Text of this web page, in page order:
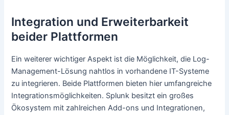
Integration und Erweiterbarkeit
beider Plattformen
Ein weiterer wichtiger Aspekt ist die Möglichkeit, die Log-
Management-Lösung nahtlos in vorhandene IT-Systeme
zu integrieren. Beide Plattformen bieten hier umfangreiche
Integrationsmöglichkeiten. Splunk besitzt ein großes
Ökosystem mit zahlreichen Add-ons und Integrationen,